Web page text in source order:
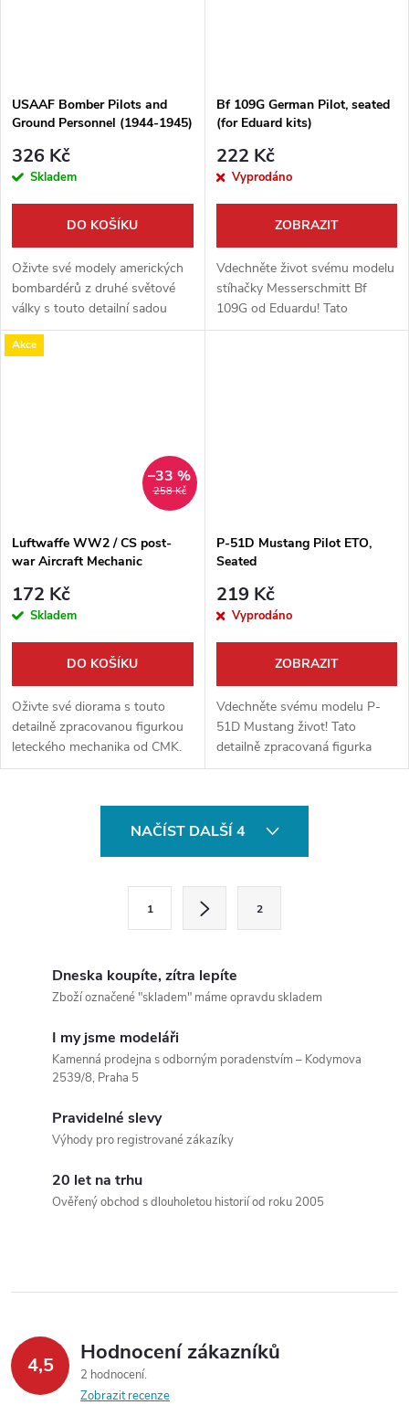
USAAF Bomber Pilots and
Ground Personnel (1944-1945)
326 Kč
Skladem
DO KOŠÍKU
Oživte své modely amerických
bombardérů z druhé světové
války s touto detailní sadou
figurek od ICM. Balení obsahuje
figurky pilotů v plné výstroji a
Bf 109G German Pilot, seated
(for Eduard kits)
222 Kč
Vyprodáno
ZOBRAZIT
Vdechněte život svému modelu
stíhačky Messerschmitt Bf
109G od Eduardu! Tato
precizně odlitá resinová figurka
Akce
258 Kč
–33 %
Luftwaffe WW2 / CS post-
war Aircraft Mechanic
172 Kč
Skladem
DO KOŠÍKU
Oživte své diorama s touto
detailně zpracovanou figurkou
leteckého mechanika od CMK.
Unikátní koncept umožňuje
letouny Luftwaffe z druhé
P-51D Mustang Pilot ETO,
Seated
219 Kč
Vyprodáno
ZOBRAZIT
Vdechněte svému modelu P-
51D Mustang život! Tato
detailně zpracovaná figurka
sedícího pilota v uniformě pro
posune váš model na zcela
novou úroveň...
v
ý
p
NAČÍST DALŠÍ 4
1 2
Dneska koupíte, zítra lepíte
Zboží označené "skladem" máme opravdu skladem
I my jsme modeláři
Kamenná prodejna s odborným poradenstvím – Kodymova
2539/8, Praha 5
Pravidelné slevy
Výhody pro registrované zákazíky
20 let na trhu
Ověřený obchod s dlouholetou historií od roku 2005
4,5 Hodnocení zákazníků
2 hodnocení
Zobrazit recenze